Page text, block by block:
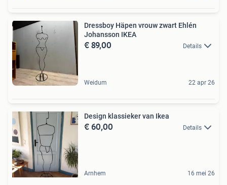
Dressboy Häpen vrouw zwart Ehlén
Johansson IKEA
€ 89,00 Details
Weidum 22 apr 26
Design klassieker van Ikea
€ 60,00 Details
Arnhem 16 mei 26